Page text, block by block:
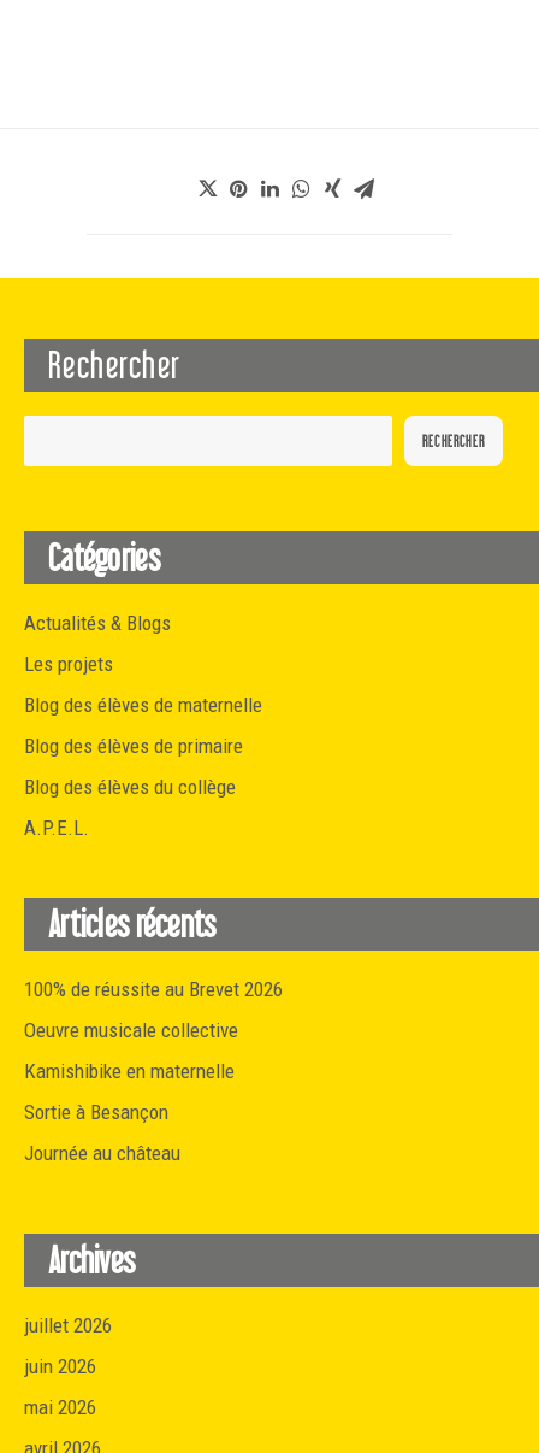
Rechercher
RECHERCHER
Catégories
Actualités & Blogs
Les projets
Blog des élèves de maternelle
Blog des élèves de primaire
Blog des élèves du collège
A.P.E.L.
Articles récents
100% de réussite au Brevet 2026
Oeuvre musicale collective
Kamishibike en maternelle
Sortie à Besançon
Journée au château
Archives
juillet 2026
juin 2026
mai 2026